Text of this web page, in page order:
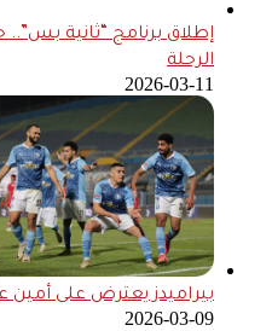
إطلاق برنامج “ثانية
الرحلة
2026-03-11
بيراميدز يعترض على
2026-03-09